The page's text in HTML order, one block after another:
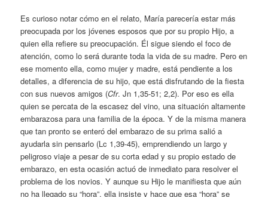
Es curioso notar cómo en el relato, María parecería estar más
preocupada por los jóvenes esposos que por su propio Hijo, a
quien ella refiere su preocupación. Él sigue siendo el foco de
atención, como lo será durante toda la vida de su madre. Pero en
ese momento ella, como mujer y madre, está pendiente a los
detalles, a diferencia de su hijo, que está disfrutando de la fiesta
con sus nuevos amigos (Cfr. Jn 1,35-51; 2,2). Por eso es ella
quien se percata de la escasez del vino, una situación altamente
embarazosa para una familia de la época. Y de la misma manera
que tan pronto se enteró del embarazo de su prima salió a
ayudarla sin pensarlo (Lc 1,39-45), emprendiendo un largo y
peligroso viaje a pesar de su corta edad y su propio estado de
embarazo, en esta ocasión actuó de inmediato para resolver el
problema de los novios. Y aunque su Hijo le manifiesta que aún
no ha llegado su “hora”, ella insiste y hace que esa “hora” se